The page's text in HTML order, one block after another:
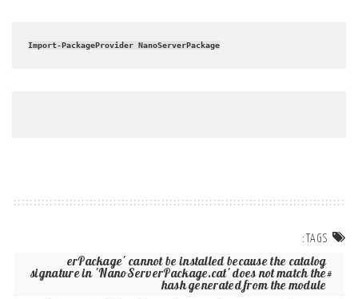
TAGS:
erPackage' cannot be installed because the catalog
signature in 'NanoServerPackage.cat' does not match the
hash generated from the module